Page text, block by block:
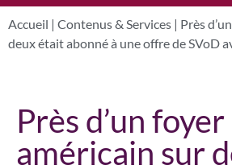
Accueil | Contenus & Services | Près
deux était abonné à une offre de SVoD
Près d’un foyer
américain sur